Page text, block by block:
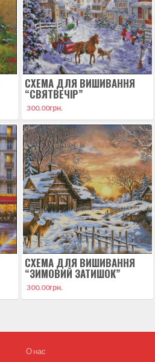
СХЕМА ДЛЯ ВИШИВАННЯ
“СВЯТВЕЧІР”
300.00грн.
СХЕМА ДЛЯ ВИШИВАННЯ
“ЗИМОВИЙ ЗАТИШОК”
300.00грн.
О нас